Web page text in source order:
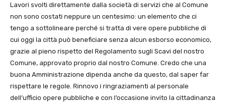
Lavori svolti direttamente dalla società di servizi che al Comune
non sono costati neppure un centesimo: un elemento che ci
tengo a sottolineare perché si tratta di vere opere pubbliche di
cui oggi la città può beneficiare senza alcun esborso economico,
grazie al pieno rispetto del Regolamento sugli Scavi del nostro
Comune, approvato proprio dal nostro Comune. Credo che una
buona Amministrazione dipenda anche da questo, dal saper far
rispettare le regole. Rinnovo i ringraziamenti al personale
dell’ufficio opere pubbliche e con l’occasione invito la cittadinanza